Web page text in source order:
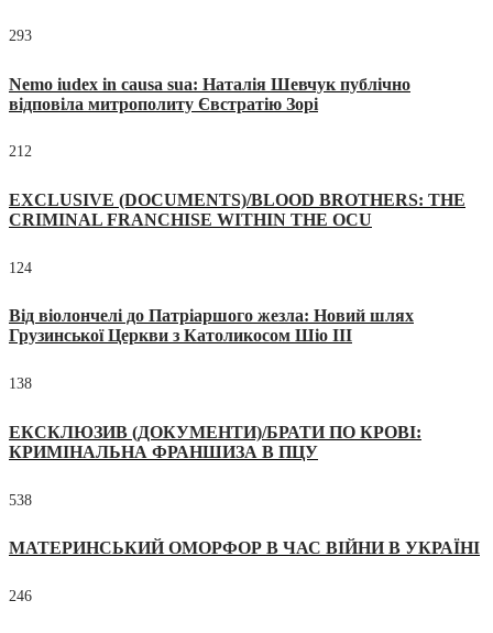
293
Nemo iudex in causa sua: Наталія Шевчук публічно
відповіла митрополиту Євстратію Зорі
212
EXCLUSIVE (DOCUMENTS)/BLOOD BROTHERS: THE
CRIMINAL FRANCHISE WITHIN THE OCU
124
Від віолончелі до Патріаршого жезла: Новий шлях
Грузинської Церкви з Католикосом Шіо III
138
ЕКСКЛЮЗИВ (ДОКУМЕНТИ)/БРАТИ ПО КРОВІ:
КРИМІНАЛЬНА ФРАНШИЗА В ПЦУ
538
МАТЕРИНСЬКИЙ ОМОРФОР В ЧАС ВІЙНИ В УКРАЇНІ
246